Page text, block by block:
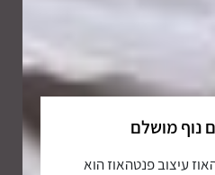
נוף מושלם
עיצוב פנטהאוז הוא